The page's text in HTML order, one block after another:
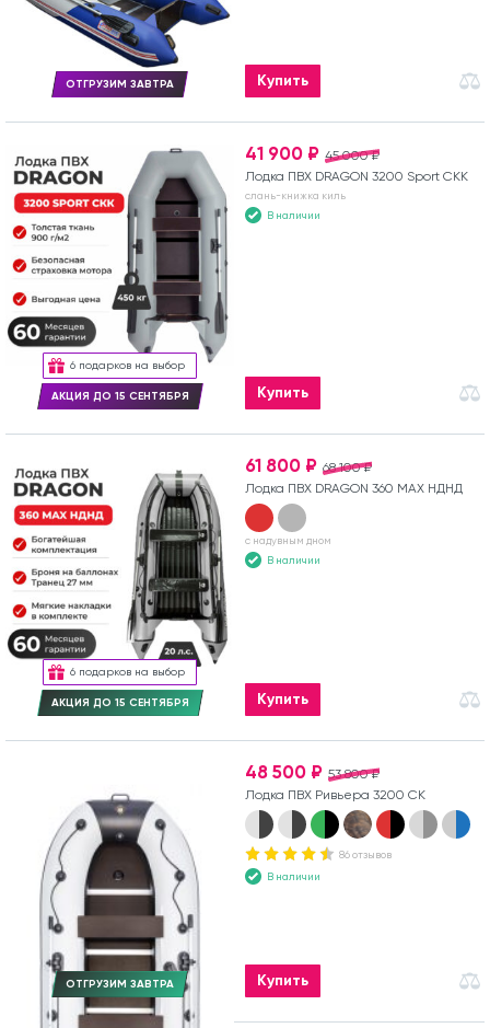
ОТГРУЗИМ ЗАВТРА Купить
6 подарков на выбор
АКЦИЯ ДО 15 СЕНТЯБРЯ
45 000 ₽
41 900 ₽
Лодка ПВХ DRAGON 3200 Sport СКК
слань-книжка киль
В наличии
Купить
6 подарков на выбор
АКЦИЯ ДО 15 СЕНТЯБРЯ
68 100 ₽
61 800 ₽
Лодка ПВХ DRAGON 360 MAX НДНД
с надувным дном
В наличии
Купить
ОТГРУЗИМ ЗАВТРА
53 800 ₽
48 500 ₽
Лодка ПВХ Ривьера 3200 СК
86 отзывов
В наличии
Купить